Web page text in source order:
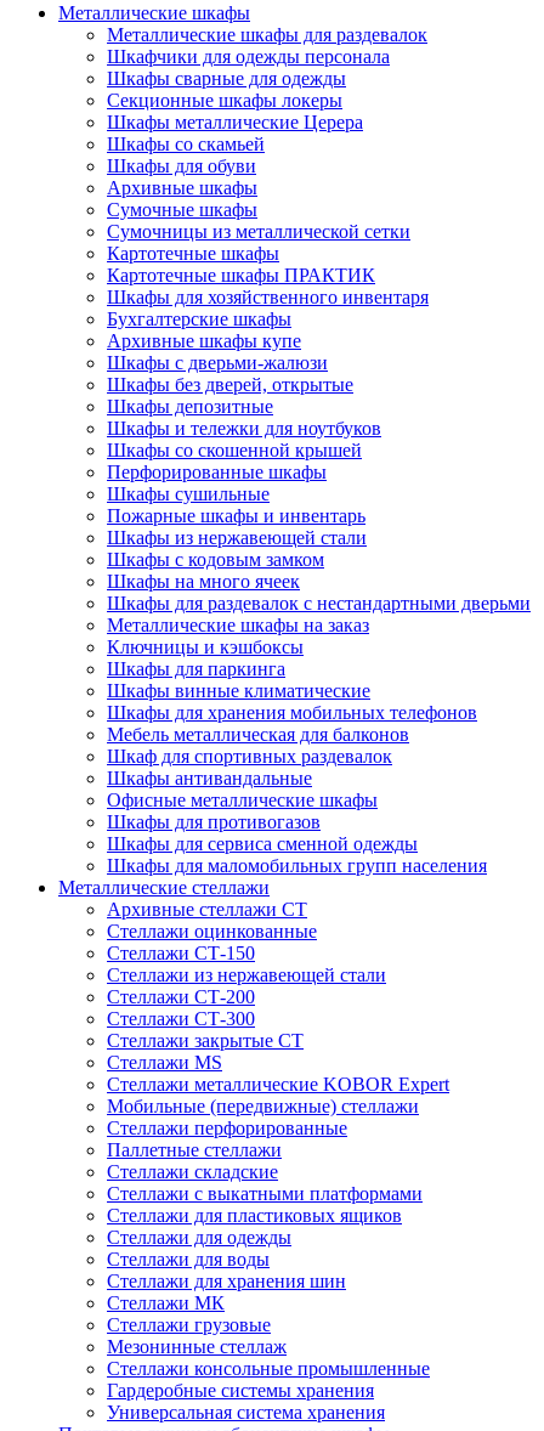
Металлические шкафы
Металлические шкафы для раздевалок
Шкафчики для одежды персонала
Шкафы сварные для одежды
Секционные шкафы локеры
Шкафы металлические Церера
Шкафы со скамьей
Шкафы для обуви
Архивные шкафы
Сумочные шкафы
Сумочницы из металлической сетки
Картотечные шкафы
Картотечные шкафы ПРАКТИК
Шкафы для хозяйственного инвентаря
Бухгалтерские шкафы
Архивные шкафы купе
Шкафы с дверьми-жалюзи
Шкафы без дверей, открытые
Шкафы депозитные
Шкафы и тележки для ноутбуков
Шкафы со скошенной крышей
Перфорированные шкафы
Шкафы сушильные
Пожарные шкафы и инвентарь
Шкафы из нержавеющей стали
Шкафы с кодовым замком
Шкафы на много ячеек
Шкафы для раздевалок с нестандартными дверьми
Металлические шкафы на заказ
Ключницы и кэшбоксы
Шкафы для паркинга
Шкафы винные климатические
Шкафы для хранения мобильных телефонов
Мебель металлическая для балконов
Шкаф для спортивных раздевалок
Шкафы антивандальные
Офисные металлические шкафы
Шкафы для противогазов
Шкафы для сервиса сменной одежды
Шкафы для маломобильных групп населения
Металлические стеллажи
Архивные стеллажи СТ
Стеллажи оцинкованные
Стеллажи СТ-150
Стеллажи из нержавеющей стали
Стеллажи СТ-200
Стеллажи СТ-300
Стеллажи закрытые СТ
Стеллажи MS
Стеллажи металлические KOBOR Expert
Мобильные (передвижные) стеллажи
Стеллажи перфорированные
Паллетные стеллажи
Стеллажи складские
Стеллажи с выкатными платформами
Стеллажи для пластиковых ящиков
Стеллажи для одежды
Стеллажи для воды
Стеллажи для хранения шин
Стеллажи МК
Стеллажи грузовые
Мезонинные стеллаж
Стеллажи консольные промышленные
Гардеробные системы хранения
Универсальная система хранения